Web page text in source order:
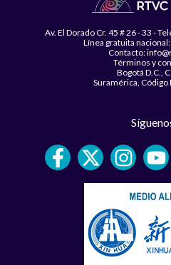
Av. El Dorado Cr. 45 # 26 - 33 -
Línea gratuita
Contacto:
Términos y
Bogotá D.C.,
Suramérica, Código